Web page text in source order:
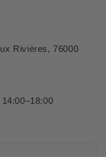
Rivières, 76000